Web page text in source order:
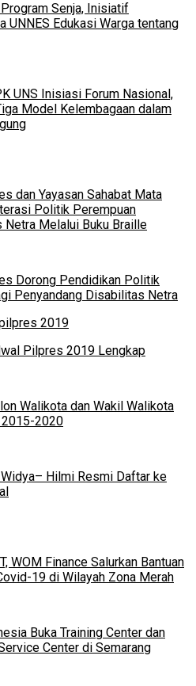
Senja, Inisiatif
UNNES Edukasi Warga tentang
UNS Inisiasi Forum Nasional,
Model Kelembagaan dalam
dan Yayasan Sahabat Mata
Politik Perempuan
Netra Melalui Buku Braille
Dorong Pendidikan Politik
Penyandang Disabilitas Netra
Pilpres 2019 Lengkap
Walikota dan Wakil Walikota
2015-2020
Widya– Hilmi Resmi Daftar ke
WOM Finance Salurkan Bantuan
19 di Wilayah Zona Merah
Buka Training Center dan
Center di Semarang